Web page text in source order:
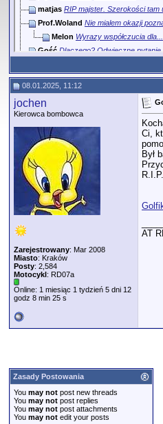
matjas RIP majster. Szerokości tam
Prof.Woland Nie mialem okazji
Melon Wyrazy współczucia dla...
Gość Dlaczego? Odwieczne
WojtekBBI Szeroki drogi gdzieś
rumpel Dziabaj tam Golfik.
MrWaski
Nie miałem okazji poznać.
jochen
Już jest info o terminie
matjas
jochen
Adagiio
Kondolencje,
Mallory Bardzo smutne. 08.01.2025,
Qter Kondolencje... Qter ...
stopa-uć Kondolencje 08.01.2025,
chomik Moje kondolencje. Bardzo...
21:18
zaczekaj
pałeł kondolencje
Bywaj Przyjacielu..........
ex1 dziabaj Golfiku.. dziabaj.....
08.01.2025, 11:12
jochen
Kierowca bombowca
Zarejestrowany: Mar 2008
Miasto: Kraków
Posty: 2,584
Motocykl: RD07a
Online: 1 miesiąc 1 tydzień 5 dni 12
godz 8 min 25 s
Ci,
Był
AT
Zasady Postowania
You may not post new threads
You may not post replies
You may not post attachments
You may not edit your posts